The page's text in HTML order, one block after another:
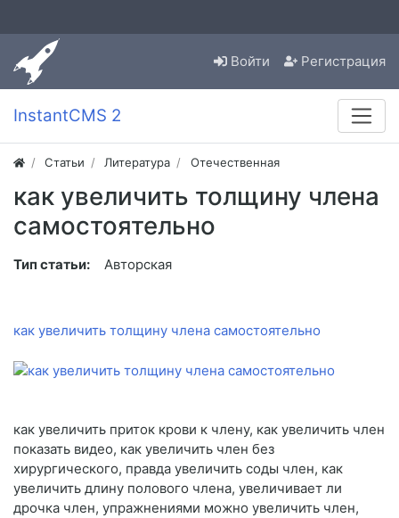
Войти Регистрация
InstantCMS 2
Статьи Литература Отечественная
как увеличить толщину члена
самостоятельно
Тип статьи: Авторская
как увеличить толщину члена самостоятельно
как увеличить приток крови к члену, как увеличить член
показать видео, как увеличить член без
хирургического, правда увеличить соды член, как
увеличить длину полового члена, увеличивает ли
дрочка член, упражнениями можно увеличить член,